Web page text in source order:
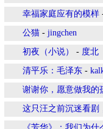
幸福家庭应有的模样
公猫 - jingchen
初夜（小说） - 度北
清平乐：毛泽东 -
谢谢你，愿意做我的
这只汪之前沉迷看